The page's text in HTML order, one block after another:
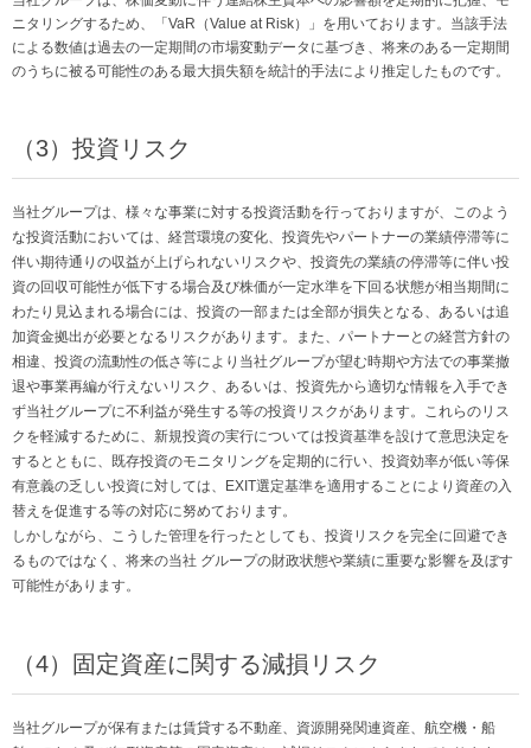
ニタリングするため、「VaR（Value at Risk）」を用いております。当該手法
による数値は過去の一定期間の市場変動データに基づき、将来のある一定期間
のうちに被る可能性のある最大損失額を統計的手法により推定したものです。
（3）投資リスク
当社グループは、様々な事業に対する投資活動を行っておりますが、このよう
な投資活動においては、経営環境の変化、投資先やパートナーの業績停滞等に
伴い期待通りの収益が上げられないリスクや、投資先の業績の停滞等に伴い投
資の回収可能性が低下する場合及び株価が一定水準を下回る状態が相当期間に
わたり見込まれる場合には、投資の一部または全部が損失となる、あるいは追
加資金拠出が必要となるリスクがあります。また、パートナーとの経営方針の
相違、投資の流動性の低さ等により当社グループが望む時期や方法での事業撤
退や事業再編が行えないリスク、あるいは、投資先から適切な情報を入手でき
ず当社グループに不利益が発生する等の投資リスクがあります。これらのリス
クを軽減するために、新規投資の実行については投資基準を設けて意思決定を
するとともに、既存投資のモニタリングを定期的に行い、投資効率が低い等保
有意義の乏しい投資に対しては、EXIT選定基準を適用することにより資産の入
替えを促進する等の対応に努めております。
しかしながら、こうした管理を行ったとしても、投資リスクを完全に回避でき
るものではなく、将来の当社 グループの財政状態や業績に重要な影響を及ぼす
可能性があります。
（4）固定資産に関する減損リスク
当社グループが保有または賃貸する不動産、資源開発関連資産、航空機・船